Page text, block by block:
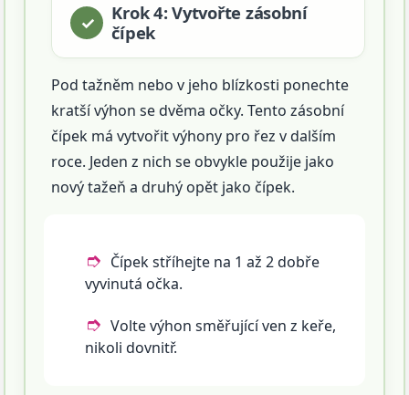
Krok 4: Vytvořte zásobní
čípek
Pod tažněm nebo v jeho blízkosti ponechte
kratší výhon se dvěma očky. Tento zásobní
čípek má vytvořit výhony pro řez v dalším
roce. Jeden z nich se obvykle použije jako
nový tažeň a druhý opět jako čípek.
Čípek stříhejte na 1 až 2 dobře
vyvinutá očka.
Volte výhon směřující ven z keře,
nikoli dovnitř.